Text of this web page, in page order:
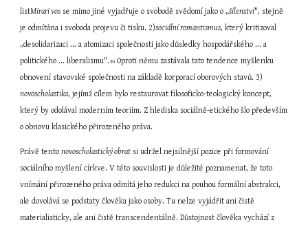
listMirari vos se mimo jiné vyjadřuje o svobodě svědomí jako o „šílenství", stejně
je odmítána i svoboda projevu či tisku. 2)sociální romantismus, který kritizoval
„desolidarizaci ... a atomizaci společnosti jako důsledky hospodářského ... a
politického ... liberalismu".36 Oproti němu zastávala tato tendence myšlenku
novoscholastika, jejímž cílem bylo restaurovat filosoficko-teologický koncept,
který by odolával moderním teoriím. Z hlediska sociálně-etického šlo především
o obnovu klasického přirozeného práva.
Právě tento novoscholastický obrat si udržel nejsilnější pozice při formování
sociálního myšlení církve. V této souvislosti je důležité poznamenat, že toto
vnímání přirozeného práva odmítá jeho redukci na pouhou formální abstrakci,
ale dovolává se podstaty člověka jako osoby. Tu nelze vyjádřit ani čistě
materialisticky, ale ani čistě transcendentálně. Důstojnost člověka vychází z